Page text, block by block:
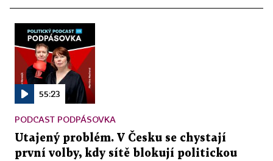
55:23
PODCAST PODPÁSOVKA
Utajený problém. V Česku se chystají
první volby, kdy sítě blokují politickou